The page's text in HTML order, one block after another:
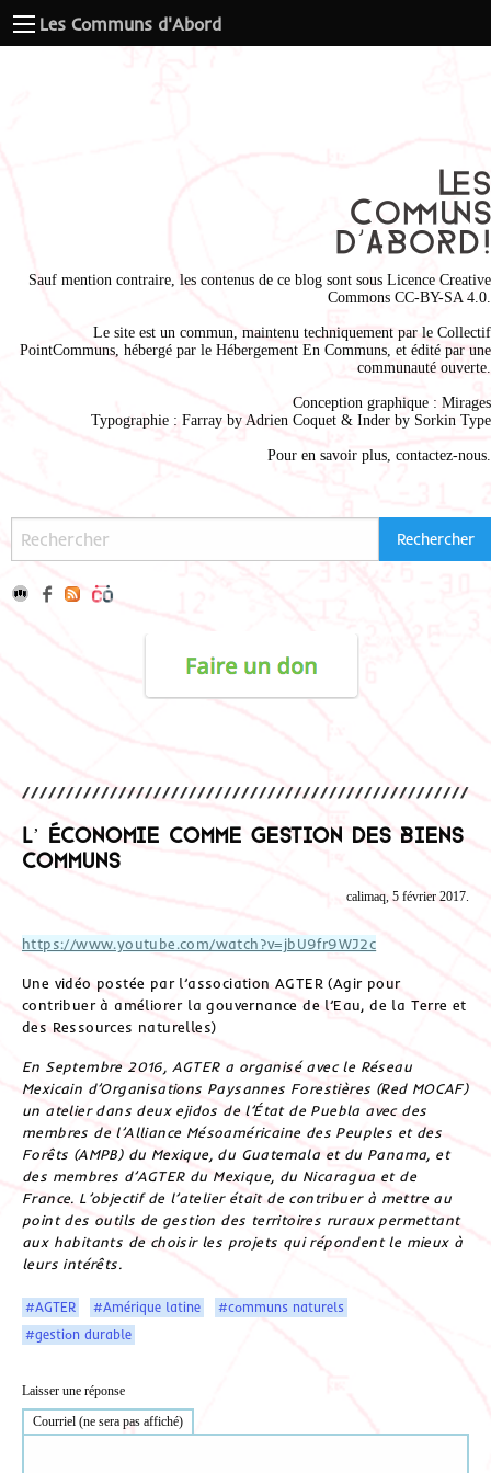
Les Communs d'Abord
Sauf mention contraire, les contenus de ce blog sont sous Licence Creative
Commons CC-BY-SA 4.0
Le site est un commun, maintenu techniquement par le Collectif
PointCommuns , hébergé par le Hébergement En Communs , et édité par une
communauté ouverte.
Conception graphique : Mirages
Typographie : Farray by Adrien Coquet & Inder by Sorkin Type
Pour en savoir plus, contactez-nous
L’ économie comme gestion des biens
communs
calimaq, 5 février 2017.
https://www.youtube.com/watch?v=jbU9fr9WJ2c
Une vidéo postée par l’association AGTER (Agir pour
contribuer à améliorer la gouvernance de l’Eau, de la Terre et
des Ressources naturelles)
En Septembre 2016, AGTER a organisé avec le Réseau
Mexicain d’Organisations Paysannes Forestières (Red MOCAF)
un atelier dans deux ejidos de l’État de Puebla avec des
membres de l’Alliance Mésoaméricaine des Peuples et des
Forêts (AMPB) du Mexique, du Guatemala et du Panama, et
des membres d’AGTER du Mexique, du Nicaragua et de
France. L’objectif de l’atelier était de contribuer à mettre au
point des outils de gestion des territoires ruraux permettant
aux habitants de choisir les projets qui répondent le mieux à
leurs intérêts.
#AGTER #Amérique latine
#communs naturels
#gestion durable
Laisser une réponse
Courriel (ne sera pas affiché)